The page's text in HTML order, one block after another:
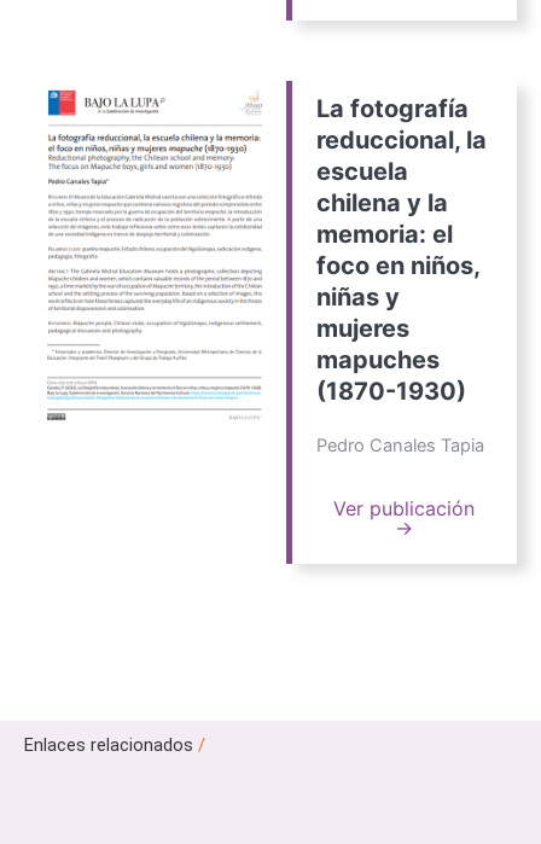
La fotografía
reduccional, la
escuela
chilena y la
memoria: el
foco en niños,
niñas y
mujeres
mapuches
(1870-1930)
Pedro Canales Tapia
Ver publicación
→
Enlaces relacionados /